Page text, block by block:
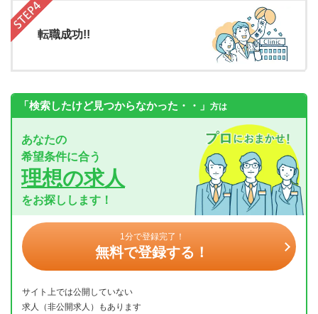
転職成功!!
「検索したけど見つからなかった・・」 方は
あなたの
希望条件に合う
理想の求人
をお探しします！
1分で登録完了！
無料で登録する！
サイト上では公開していない
求人（非公開求人）もあります